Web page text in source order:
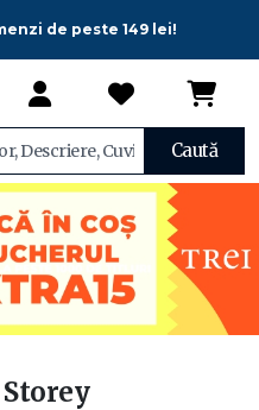
de peste 149 lei!
Caută